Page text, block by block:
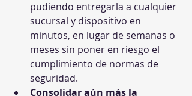
pudiendo entregarla a cualquier
sucursal y dispositivo en
minutos, en lugar de semanas o
meses sin poner en riesgo el
cumplimiento de normas de
seguridad.
Consolidar aún más la